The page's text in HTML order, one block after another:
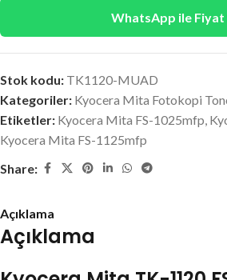
WhatsApp ile Fiyat
Stok kodu: TK1120-MUAD
Kategoriler: Kyocera Mita Fotokopi
Etiketler: Kyocera Mita FS-1025mfp,
Kyocera Mita FS-1125mfp
Share:
Açıklama
Açıklama